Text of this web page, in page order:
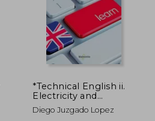
*Technical English ii.
Electricity and
Electronics
Diego Juzgado Lopez